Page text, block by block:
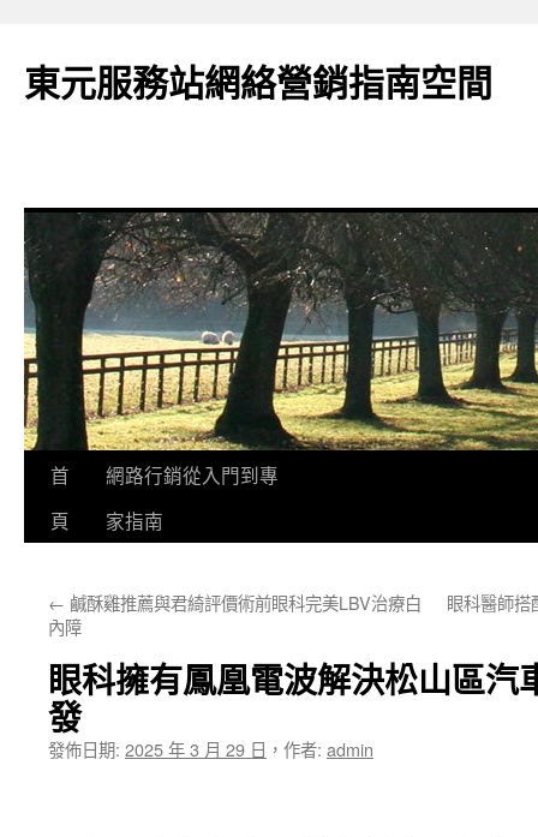
東元服務站網絡營銷指南空間
跳
要
容
首
頁
網路行銷從入門到專
家指南
← 鹹酥雞推薦與君綺評價術前眼科完美LBV治療白
內障
眼科醫師搭
眼科擁有鳳凰電波解決松山區汽
發
發佈日期: 2025 年 3 月 29 日 ， 作者: admin